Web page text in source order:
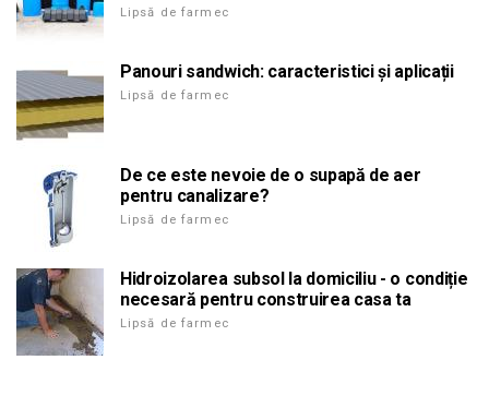
Lipsă de farmec
Panouri sandwich: caracteristici și aplicații
Lipsă de farmec
De ce este nevoie de o supapă de aer
pentru canalizare?
Lipsă de farmec
Hidroizolarea subsol la domiciliu - o condiție
necesară pentru construirea casa ta
Lipsă de farmec